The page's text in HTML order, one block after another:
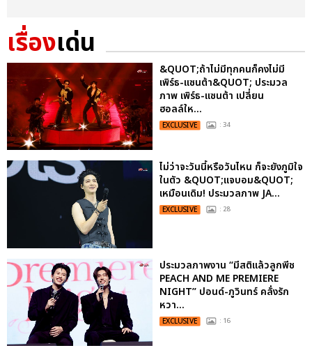
เรื่องเด่น
&QUOT;ถ้าไม่มีทุกคนก็คงไม่มี
เพิร์ธ-แซนต้า&QUOT; ประมวล
ภาพ เพิร์ธ-แซนต้า เปลี่ยน
ฮอลล์ให...
EXCLUSIVE : 34
ไม่ว่าจะวันนี้หรือวันไหน ก็จะยังภูมิใจ
ในตัว &QUOT;แจบอม&QUOT;
เหมือนเดิม! ประมวลภาพ JA...
EXCLUSIVE : 28
ประมวลภาพงาน “มีสติแล้วลูกพีช
PEACH AND ME PREMIERE
NIGHT” ปอนด์-ภูวินทร์ คลั่งรัก
หวา...
EXCLUSIVE : 16